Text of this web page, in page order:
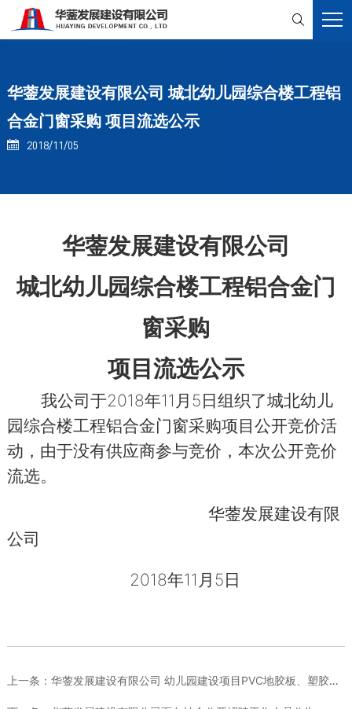

华蓥发展建设有限公司 城北幼儿园综合楼工程铝
合金门窗采购 项目流选公示
 2018/11/05
华蓥发展建设有限公司
城北幼儿园综合楼工程铝合金门
窗采购
项目 流选公示
我公司于2018年11 月 5 日组织了城北幼儿
园综合楼工程铝合金门窗采购项目公开竞价活
动，由于没有供应商参与竞价，本次公开竞价
流选。
华蓥发展建设有限
公司
2018年11 月 5日
上一条： 华蓥发展建设有限公司 幼儿园建设项目PVC地胶板、塑胶跑道 ...